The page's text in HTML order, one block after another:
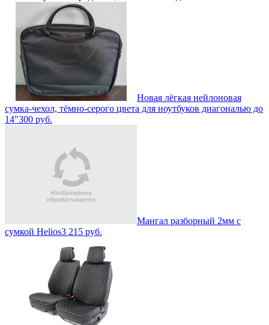
Новая лёгкая нейлоновая
сумка-чехол, тёмно-серого цвета для ноутбуков диагональю до
14"300 руб.
Мангал разборный 2мм с
сумкой Helios3 215 руб.